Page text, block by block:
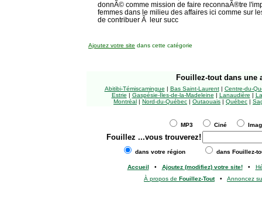
donnÃ© comme mission de faire reconnaÃ®tre
femmes dans le milieu des affaires ici comme sur
de contribuer Ã leur succ
Ajoutez votre site dans cette catégorie
Fouillez-tout dans une
Abitibi-Témiscamingue | Bas Saint-Laurent| Centre-du-
Estrie | Gaspésie-Îles-de-la-Madeleine | Lanaudière |
Montréal | Nord-du-Québec | Outaouais | Québec |
MP3 Ciné
Fouillez ...vous trouverez!
dans votre région dans Fouillez-
Accueil • Ajoutez (modifiez) votre site!•
À propos de Fouillez-Tout• Annoncez